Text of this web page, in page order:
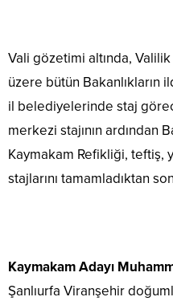
Vali gözetimi altında,
üzere bütün Bakanlıkların
il belediyelerinde staj
merkezi stajının ardından
Kaymakam Refikliği, teftiş,
stajlarını tamamladıktan
Kaymakam Adayı
Şanlıurfa Viranşehir